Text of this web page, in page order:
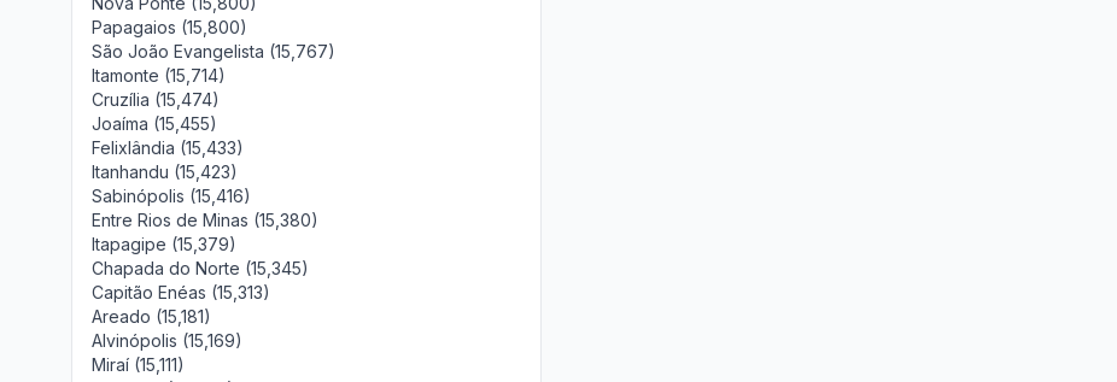
Papagaios (15,800)
São João Evangelista (15,767)
Itamonte (15,714)
Cruzília (15,474)
Joaíma (15,455)
Felixlândia (15,433)
Itanhandu (15,423)
Sabinópolis (15,416)
Entre Rios de Minas (15,380)
Itapagipe (15,379)
Chapada do Norte (15,345)
Capitão Enéas (15,313)
Areado (15,181)
Alvinópolis (15,169)
Miraí (15,111)